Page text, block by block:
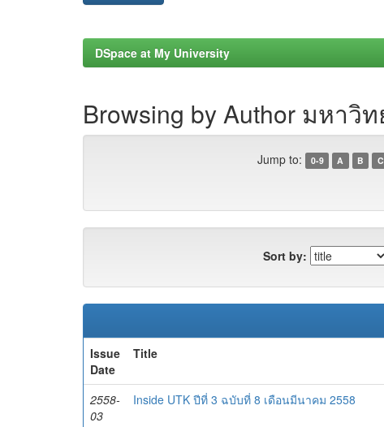
DSpace at My University
Browsing by Author มหาวิ
Jump to: 0-9 A B C
Sort by:
Issue
Date
Title
2558-
03
Inside UTK ปีที่ 3 ฉบับที่ 8 เดือนมีนาคม 2558